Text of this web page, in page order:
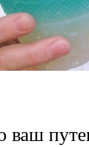
ваш